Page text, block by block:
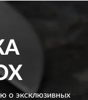
о эксклюзивных